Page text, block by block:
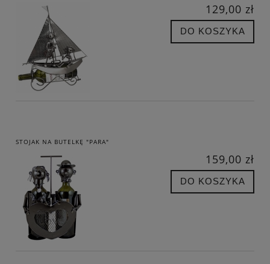
129,00 zł
DO KOSZYKA
STOJAK NA BUTELKĘ "PARA"
159,00 zł
DO KOSZYKA